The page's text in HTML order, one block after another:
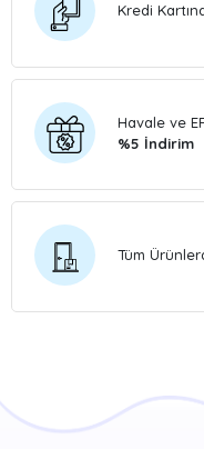
Kredi
Havale ve
%5 İndirim
Tüm